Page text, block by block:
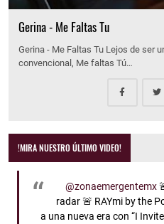
Gerina - Me Faltas Tu
Gerina - Me Faltas Tu Lejos de ser
convencional, Me faltas Tú…
!MIRA NUESTRO ÚLTIMO VIDEO!
@zonaemergentemx
radar 🚨 RAYmi by the
a una nueva era con “I